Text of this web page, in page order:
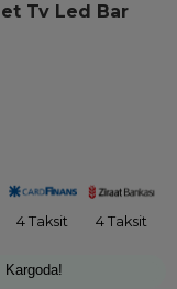
Tv Led Bar
4 Taksit 4 Taksit
Kargoda!